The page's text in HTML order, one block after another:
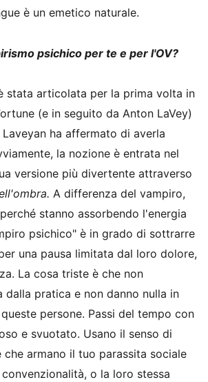
è un emetico naturale.
psichico per te e per l'OV?
stata articolata per la prima volta in
(e in seguito da Anton LaVey)
ha affermato di averla
la nozione è entrata nel
versione più divertente attraverso
A differenza del vampiro,
stanno assorbendo l'energia
psichico" è in grado di sottrarre
una pausa limitata dal loro dolore,
La cosa triste è che non
dalla pratica e non danno nulla in
persone. Passi del tempo con
e svuotato. Usano il senso di
armano il tuo parassita sociale
o la loro stessa